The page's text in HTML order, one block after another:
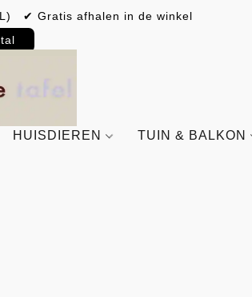
✔ Gratis afhalen in de winkel
HUISDIEREN TUIN & BALKON